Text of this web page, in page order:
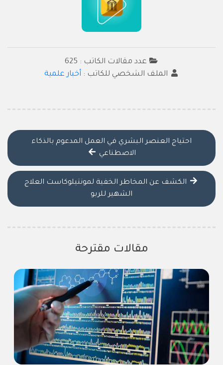
عدد مقالات الكاتب : 625
الملف الشخصي للكاتب : أخبار علمية
احتياج العنصر البشري في العمل المدعوم بالذكاء
الاصطناعي
الكشف عن المخاطر الخفية لمونتيلوكاست العلاج
الشهير للربو
مقالات مقترحة